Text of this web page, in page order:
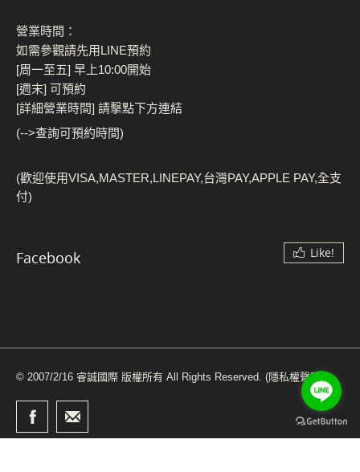
營業時間：
如需參觀請先用LINE預約
[周一至五] 早上10:00開始
[週末] 可預約
[詳細營業時間] 請擊點下方連結
(-->查詢可預約時間)
(歡迎使用VISA,MASTER,LINEPAY,台灣PAY,APPLE PAY,全支
付)
Facebook Like!
© 2007/2/16 睿誠國際 版權所有 All Rights Reserved. (隱私權聲明)